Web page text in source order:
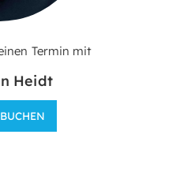
Termin mit
Heidt